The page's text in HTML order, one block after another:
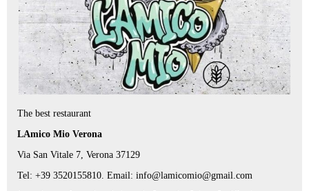
The best restaurant
LAmico Mio Verona
Via San Vitale 7, Verona 37129
Tel: +39 3520155810. Email: info@lamicomio@gmail.com